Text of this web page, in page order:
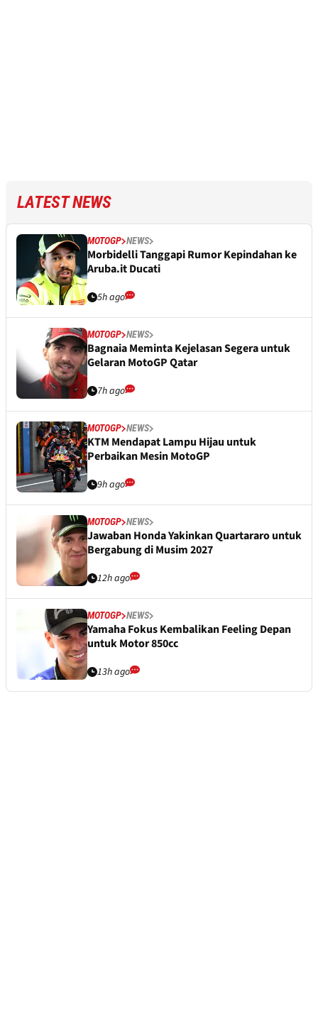
LATEST NEWS
MOTOGP NEWS
Morbidelli Tanggapi Rumor Kepindahan ke
Aruba.it Ducati
5h ago
MOTOGP NEWS
Bagnaia Meminta Kejelasan Segera untuk
Gelaran MotoGP Qatar
7h ago
MOTOGP NEWS
KTM Mendapat Lampu Hijau untuk
Perbaikan Mesin MotoGP
9h ago
MOTOGP NEWS
Jawaban Honda Yakinkan Quartararo untuk
Bergabung di Musim 2027
12h ago
MOTOGP NEWS
Yamaha Fokus Kembalikan Feeling Depan
untuk Motor 850cc
13h ago